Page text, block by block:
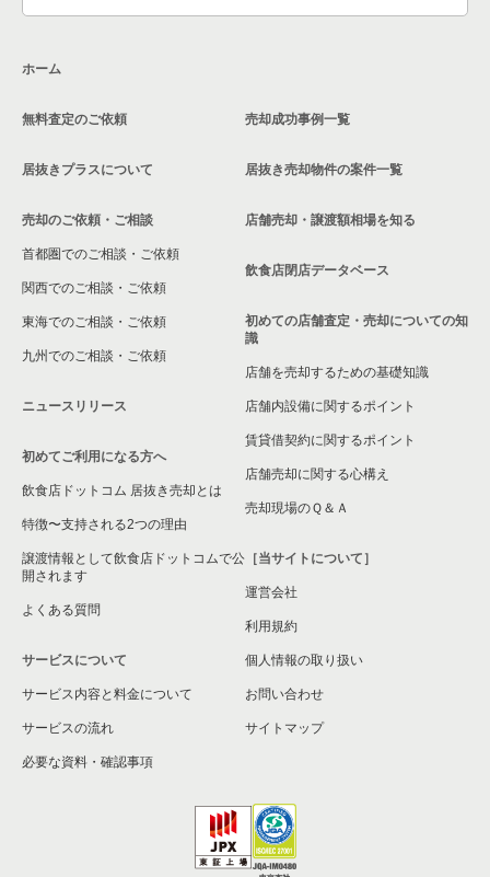
茅ヶ崎市の飲食店の居抜き売却物件の案件一覧
川崎市麻生区の飲食店の居抜き売却物件の案件一覧
相模原市中央区の飲食店の居抜き売却物件の案件一覧
横浜市保土ケ谷区の飲食店の居抜き売却物件の案件一覧
横浜市旭区の飲食店の居抜き売却物件の案件一覧
横浜市緑区の飲食店の居抜き売却物件の案件一覧
平塚市の飲食店の居抜き売却物件の案件一覧
横浜市港南区の飲食店の居抜き売却物件の案件一覧
横須賀市の飲食店の居抜き売却物件の案件一覧
三浦市の飲食店の居抜き売却物件の案件一覧
藤沢市の飲食店の居抜き売却物件の案件一覧
横浜市栄区の飲食店の居抜き売却物件の案件一覧
横浜市瀬谷区の飲食店の居抜き売却物件の案件一覧
ホーム
無料査定のご依頼
居抜きプラスについて
売却のご依頼・ご相談
首都圏でのご相談・ご依頼
関西でのご相談・ご依頼
東海でのご相談・ご依頼
九州でのご相談・ご依頼
ニュースリリース
初めてご利用になる方へ
飲食店ドットコム 居抜き売却とは
特徴〜支持される2つの理由
譲渡情報として飲食店ドットコムで公
開されます
よくある質問
サービスについて
サービス内容と料金について
サービスの流れ
必要な資料・確認事項
売却成功事例一覧
居抜き売却物件の案件一覧
店舗売却・譲渡額相場を知る
飲食店閉店データベース
初めての店舗査定・売却についての知
識
店舗を売却するための基礎知識
店舗内設備に関するポイント
賃貸借契約に関するポイント
店舗売却に関する心構え
売却現場のＱ＆Ａ
［当サイトについて］
運営会社
利用規約
個人情報の取り扱い
お問い合わせ
サイトマップ